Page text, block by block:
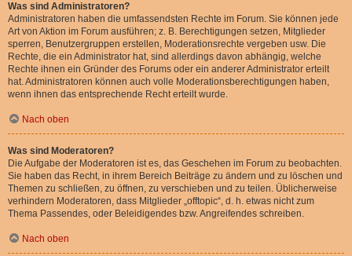
Was sind Administratoren?
Administratoren haben die umfassendsten Rechte im Forum. Sie können jede
Art von Aktion im Forum ausführen; z. B. Berechtigungen setzen, Mitglieder
sperren, Benutzergruppen erstellen, Moderationsrechte vergeben usw. Die
Rechte, die ein Administrator hat, sind allerdings davon abhängig, welche
Rechte ihnen ein Gründer des Forums oder ein anderer Administrator erteilt
hat. Administratoren können auch volle Moderationsberechtigungen haben,
wenn ihnen das entsprechende Recht erteilt wurde.
Nach oben
Was sind Moderatoren?
Die Aufgabe der Moderatoren ist es, das Geschehen im Forum zu beobachten.
Sie haben das Recht, in ihrem Bereich Beiträge zu ändern und zu löschen und
Themen zu schließen, zu öffnen, zu verschieben und zu teilen. Üblicherweise
verhindern Moderatoren, dass Mitglieder „offtopic“, d. h. etwas nicht zum
Thema Passendes, oder Beleidigendes bzw. Angreifendes schreiben.
Nach oben